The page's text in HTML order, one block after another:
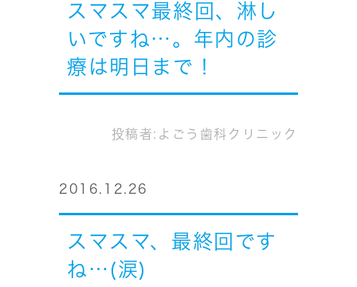
スマスマ最終回、淋し
いですね…。年内の診
療は明日まで！
投稿者: よごう歯科クリニック
2016.12.26
スマスマ、最終回です
ね…(涙)